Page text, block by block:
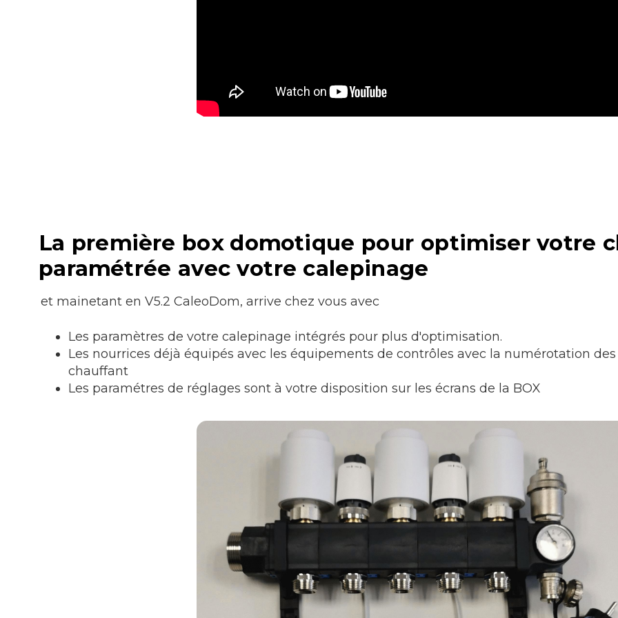
La première box domotique pour optimiser votre
paramétrée avec votre calepinage
et mainetant en V5.2 CaleoDom, arrive chez vous avec
Les paramètres de votre calepinage intégrés pour plus d'optimisation.
Les nourrices déjà équipés avec les équipements de contrôles avec la numérotation
chauffant
Les paramétres de réglages sont à votre disposition sur les écrans de la BOX